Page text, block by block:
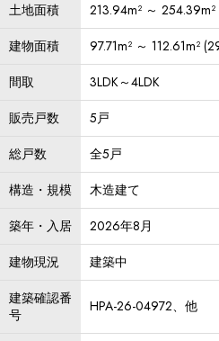
土地面積
213.94m² ～
建物面積
97.71m² ～ 112.61m²
間取
3LDK～4LDK
販売戸数
5戸
総戸数
全5戸
構造・規模
木造建て
築年・入居
2026年8月
建物現況
建築中
建築確認番
号
HPA-26-04972、他